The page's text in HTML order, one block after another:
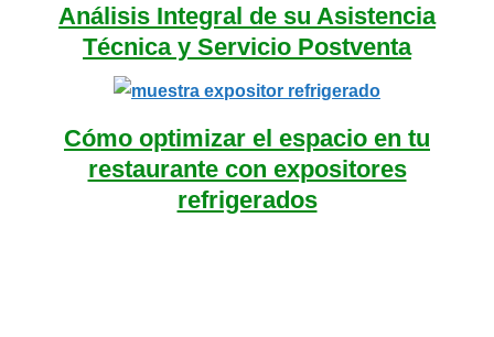
Análisis Integral de su Asistencia
Técnica y Servicio Postventa
Cómo optimizar el espacio en tu
restaurante con expositores
refrigerados